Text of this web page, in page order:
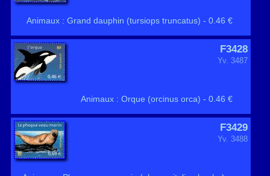
Animaux : Grand dauphin (tursiops truncatus) - 0.46 €
F3428
Yv. 3487
Animaux : Orque (orcinus orca) - 0.46 €
F3429
Yv. 3488